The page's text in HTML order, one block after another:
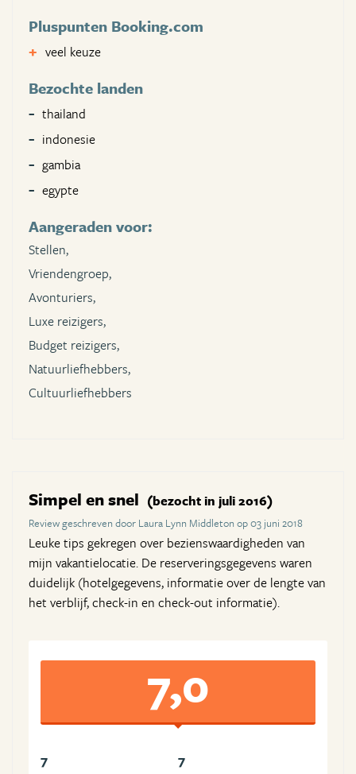
Pluspunten Booking.com
veel keuze
Bezochte landen
thailand
indonesie
gambia
egypte
Aangeraden voor:
Stellen,
Vriendengroep,
Avonturiers,
Luxe reizigers,
Budget reizigers,
Natuurliefhebbers,
Cultuurliefhebbers
Simpel en snel (bezocht in juli 2016)
Review geschreven door Laura Lynn Middleton op 03 juni 2018
Leuke tips gekregen over bezienswaardigheden van
mijn vakantielocatie. De reserveringsgegevens waren
duidelijk (hotelgegevens, informatie over de lengte van
het verblijf, check-in en check-out informatie).
7,0
7 7